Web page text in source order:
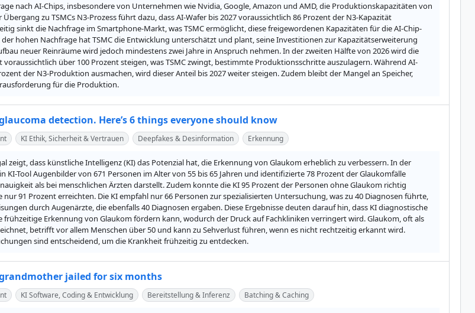
nach AI-Chips, insbesondere von Unternehmen wie Nvidia, Google, Amazon und AMD, die Produktionskapazitäten von
zu TSMCs N3-Prozess führt dazu, dass AI-Wafer bis 2027 voraussichtlich 86 Prozent der N3-Kapazität
sinkt die Nachfrage im Smartphone-Markt, was TSMC ermöglicht, diese freigewordenen Kapazitäten für die AI-Chip-
hohen Nachfrage hat TSMC die Entwicklung unterschätzt und plant, seine Investitionen zur Kapazitätserweiterung
neuer Reinräume wird jedoch mindestens zwei Jahre in Anspruch nehmen. In der zweiten Hälfte von 2026 wird die
voraussichtlich über 100 Prozent steigen, was TSMC zwingt, bestimmte Produktionsschritte auszulagern. Während AI-
der N3-Produktion ausmachen, wird dieser Anteil bis 2027 weiter steigen. Zudem bleibt der Mangel an Speicher,
für die Produktion.
detection. Here’s 6 things everyone should know
KI Ethik, Sicherheit & Vertrauen Deepfakes & Desinformation Erkennung
zeigt, dass künstliche Intelligenz (KI) das Potenzial hat, die Erkennung von Glaukom erheblich zu verbessern. In der
KI-Tool Augenbilder von 671 Personen im Alter von 55 bis 65 Jahren und identifizierte 78 Prozent der Glaukomfälle
als bei menschlichen Ärzten darstellt. Zudem konnte die KI 95 Prozent der Personen ohne Glaukom richtig
nur 91 Prozent erreichten. Die KI empfahl nur 66 Personen zur spezialisierten Untersuchung, was zu 40 Diagnosen führte,
durch Augenärzte, die ebenfalls 40 Diagnosen ergaben. Diese Ergebnisse deuten darauf hin, dass KI diagnostische
frühzeitige Erkennung von Glaukom fördern kann, wodurch der Druck auf Fachkliniken verringert wird. Glaukom, oft als
betrifft vor allem Menschen über 50 und kann zu Sehverlust führen, wenn es nicht rechtzeitig erkannt wird.
sind entscheidend, um die Krankheit frühzeitig zu entdecken.
jailed for six months
KI Software, Coding & Entwicklung Bereitstellung & Inferenz Batching & Caching